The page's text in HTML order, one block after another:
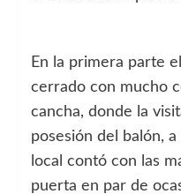
En la primera parte
cerrado con mucho
cancha, donde la
posesión del balón,
local contó con las
puerta en par de